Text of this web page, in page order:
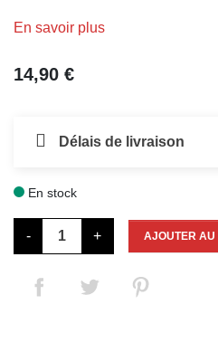
En savoir plus
14,90 €
Délais de livraison
En stock
- + AJOUTER AU